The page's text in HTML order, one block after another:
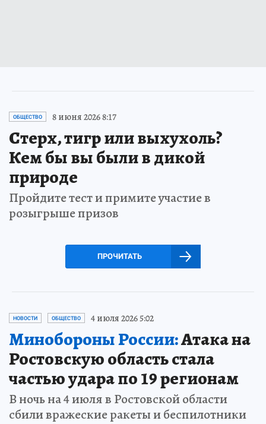
ОБЩЕСТВО 8 июня 2026 8:17
Стерх, тигр или выхухоль?
Кем бы вы были в дикой
природе
Пройдите тест и примите участие в
розыгрыше призов
ПРОЧИТАТЬ
НОВОСТИ ОБЩЕСТВО 4 июля 2026 5:02
Минобороны России:Атака на
Ростовскую область стала
частью удара по 19 регионам
В ночь на 4 июля в Ростовской области
сбили вражеские ракеты и беспилотники